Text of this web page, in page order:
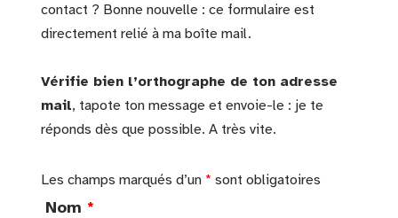
contact ? Bonne nouvelle : ce formulaire est
directement relié à ma boîte mail.
Vérifie bien l’orthographe de ton adresse
mail, tapote ton message et envoie-le : je te
réponds dès que possible. A très vite.
Les champs marqués d’un * sont obligatoires
Nom *